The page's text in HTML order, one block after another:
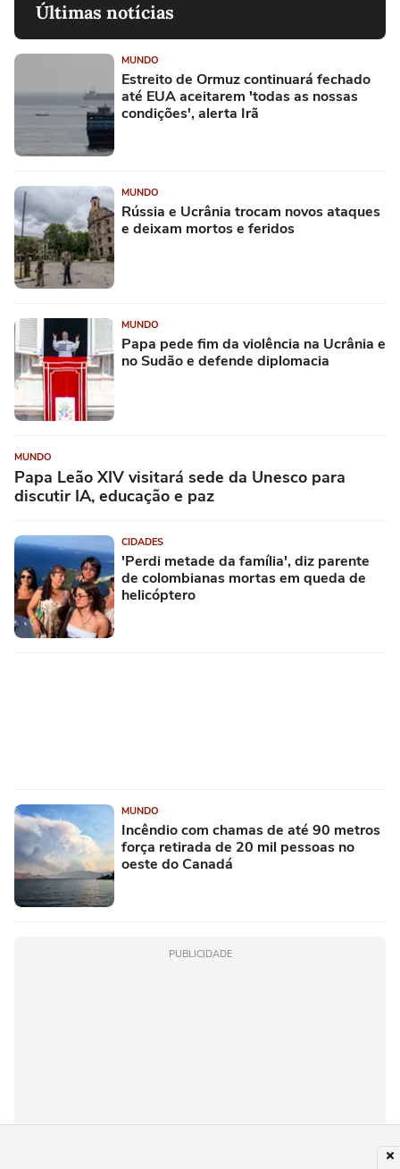
Últimas notícias
MUNDO
Estreito de Ormuz continuará fechado
até EUA aceitarem 'todas as nossas
condições', alerta Irã
MUNDO
Rússia e Ucrânia trocam novos ataques
e deixam mortos e feridos
MUNDO
Papa pede fim da violência na Ucrânia e
no Sudão e defende diplomacia
MUNDO
Papa Leão XIV visitará sede da Unesco para
discutir IA, educação e paz
CIDADES
'Perdi metade da família', diz parente
de colombianas mortas em queda de
helicóptero
MUNDO
Incêndio com chamas de até 90 metros
força retirada de 20 mil pessoas no
oeste do Canadá
PUBLICIDADE